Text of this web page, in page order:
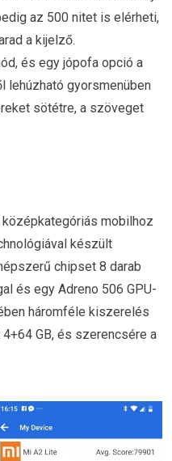
az 500 nitet is elérheti,
a kijelző.
és egy jópofa opció a
lehúzható gyorsmenüben
sötétre, a szöveget
mobilhoz
készült
chipset 8 darab
és egy Adreno 506 GPU-
háromféle kiszerelés
4+64 GB, és szerencsére a